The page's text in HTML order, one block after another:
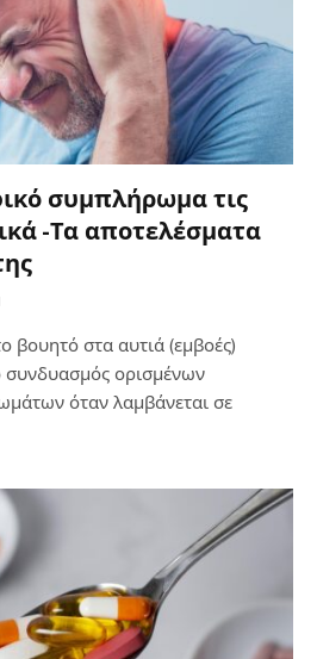
συμπλήρωμα τις
-Τα αποτελέσματα
βουητό στα αυτιά (εμβοές)
συνδυασμός ορισμένων
όταν λαμβάνεται σε